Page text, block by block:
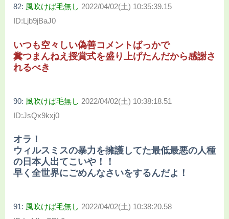
82: 風吹けば毛無し 2022/04/02(土) 10:35:39.15
ID:Ljb9jBaJ0
いつも空々しい偽善コメントばっかで
糞つまんねえ授賞式を盛り上げたんだから感謝さ
れるべき
90: 風吹けば毛無し 2022/04/02(土) 10:38:18.51
ID:JsQx9kxj0
オラ！
ウィルスミスの暴力を擁護してた最低最悪の人種
の日本人出てこいや！！
早く全世界にごめんなさいをするんだよ！
91: 風吹けば毛無し 2022/04/02(土) 10:38:20.58